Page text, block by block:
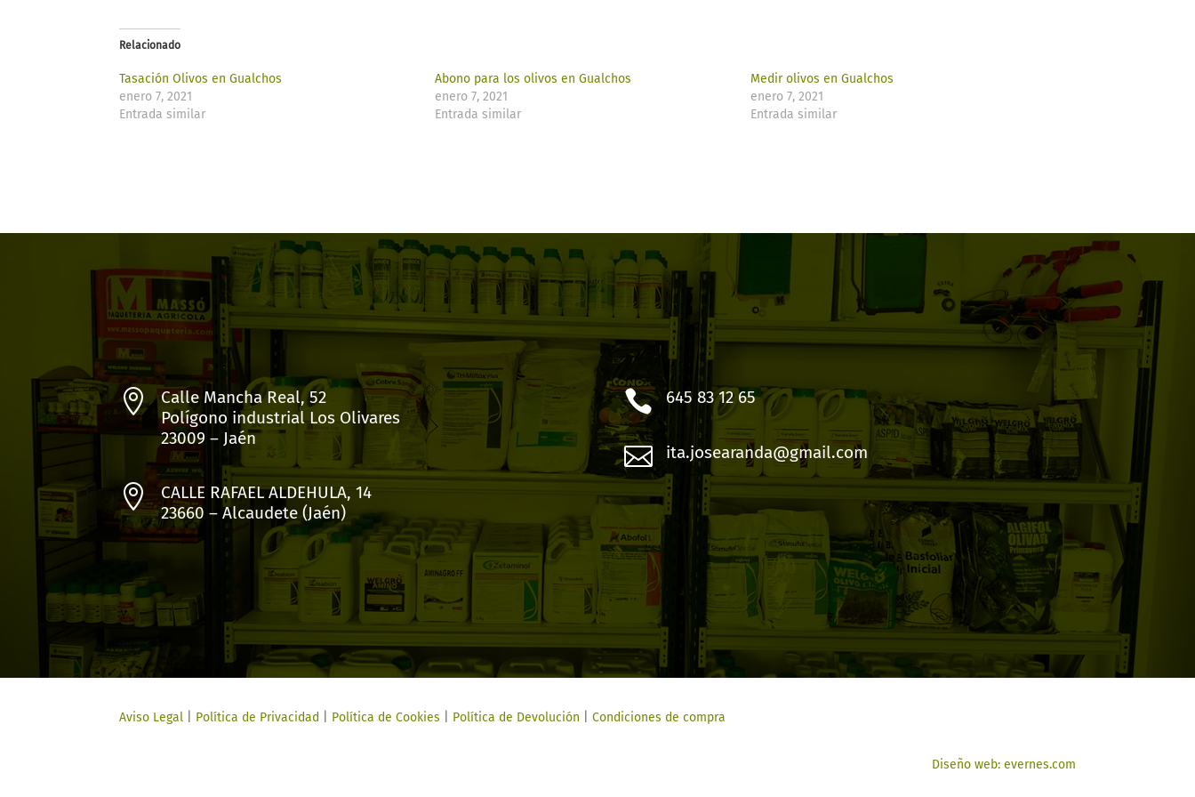
Relacionado
Tasación Olivos en Gualchos
enero 7, 2021
Entrada similar
Abono para los olivos en Gualchos
enero 7, 2021
Entrada similar
Medir olivos en Gualchos
enero 7, 2021
Entrada similar

Calle Mancha Real, 52
Polígono industrial Los Olivares
23009 – Jaén

CALLE RAFAEL ALDEHULA, 14
23660 – Alcaudete (Jaén)
 645 83 12 65
 ita.josearanda@gmail.com
Aviso Legal Política de Privacidad Política de Cookies Política de Devolución |Condiciones de compra
Diseño web: evernes.com